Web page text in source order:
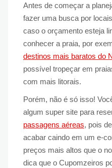
Antes de começar a
fazer uma busca por
caso o orçamento esteja
conhecer a praia, por
destinos mais baratos do
possível tropeçar em
com mais litorais.
Porém, não é só isso!
algum super site para
passagens aéreas, pois
acabar caindo em um e-
preços mais altos que o
dica que o Cupomzeiros